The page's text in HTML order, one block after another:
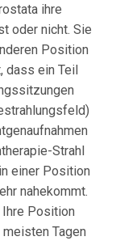
ihre
oder nicht. Sie
Position
dass ein Teil
Strahl
einer Position
nahekommt.
Position
Tagen